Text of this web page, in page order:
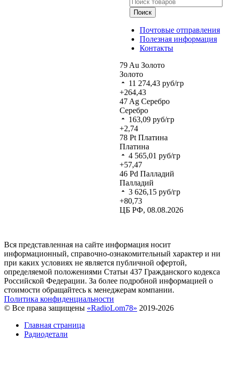
Поиск
Почтовые отправления
Полезная информация
Контакты
79 Au Золото
Золото
11 274,43 руб/гр
+264,43
47 Ag Серебро
Серебро
163,09 руб/гр
+2,74
78 Pt Платина
Платина
4 565,01 руб/гр
+57,47
46 Pd Палладий
Палладий
3 626,15 руб/гр
+80,73
ЦБ РФ, 08.08.2026
Вся представленная на сайте информация носит
информационный, справочно-ознакомительный характер и ни
при каких условиях не является публичной офертой,
определяемой положениями Статьи 437 Гражданского кодекса
Российской Федерации. За более подробной информацией о
стоимости обращайтесь к менеджерам компании.
Политика конфиденциальности
© Все права защищены «RadioLom78» 2019-2026
Главная страница
Радиодетали